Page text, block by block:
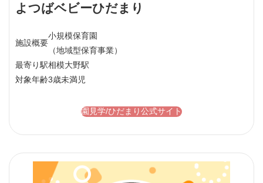
よつばベビーひだまり
施設概要
小規模保育園
（地域型保育事業）
最寄り駅相模大野駅
対象年齢3歳未満児
園見学/ひだまり公式サイト